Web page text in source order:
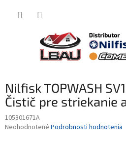
Nilfisk TOPWASH
Čistič pre striekanie
105301671A
Priemerné
Neohodnotené Podrobnosti hodnotenia